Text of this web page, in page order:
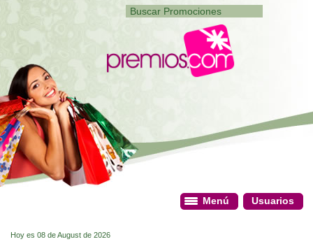
Menú
Menú Usuarios
Usuarios
Hoy es 08 de August de 2026